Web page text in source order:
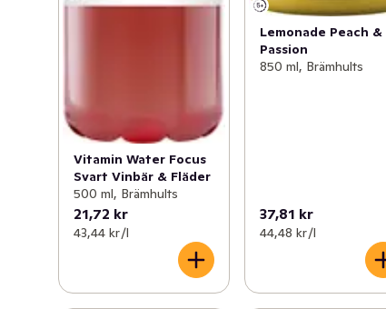
Vitamin Water Focus
Svart Vinbär & Fläder
500 ml, Brämhults
21,72 kr
43,44 kr /l
Lemonade Peach &
Passion
850 ml, Brämhults
37,81 kr
44,48 kr /l